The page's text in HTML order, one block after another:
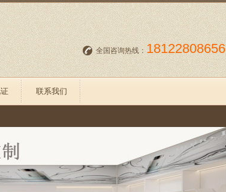
全国咨询热线：18122808656
联系我们